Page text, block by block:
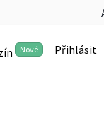
Nové Přihlásit